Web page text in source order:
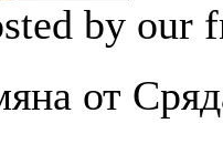
by our
от